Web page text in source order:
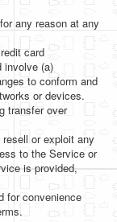
any reason at any
card
involve (a)
to conform and
or devices.
transfer over
or exploit any
to the Service or
is provided,
for convenience